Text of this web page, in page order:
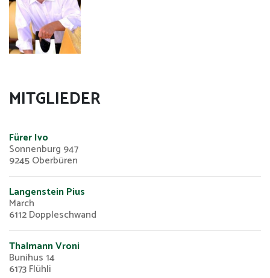
Angebot
Events
Apéro
Käseplatten
Partner
Vertriebspartner
Gastropartner
Kontakt
MITGLIEDER
Fürer Ivo
Sonnenburg 947
9245 Oberbüren
Langenstein Pius
March
6112 Doppleschwand
Thalmann Vroni
Bunihus 14
6173 Flühli